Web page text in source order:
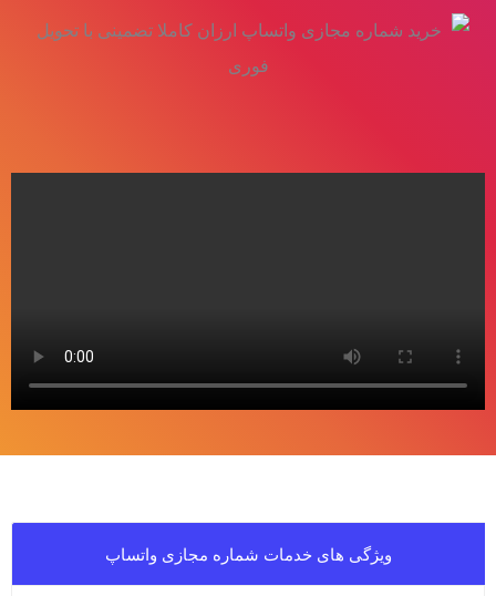
ویژگی های خدمات شماره مجازی واتساپ